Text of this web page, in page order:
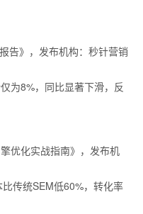
告》，发布机构：秒针营销
为8%，同比显著下滑，反
优化实战指南》，发布机
传统SEM低60%，转化率